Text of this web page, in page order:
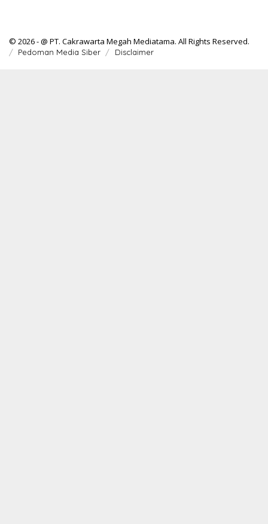
© 2026 - @ PT. Cakrawarta Megah Mediatama. All Rights Reserved.
Pedoman Media Siber Disclaimer